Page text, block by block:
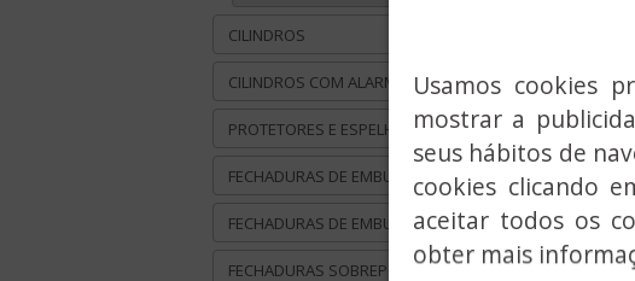
CILINDROS
CILINDROS COM ALARME
PROTETORES E ESPELHOS ANTI-VANDALISMO
FECHADURAS DE EMBUTIR METÁLICAS
FECHADURAS DE EMBUTIR MADEIRA
FECHADURAS SOBREPOR
Usamos cookies
mostrar a
seus hábitos de
cookies clicando
aceitar todos os
obter mais